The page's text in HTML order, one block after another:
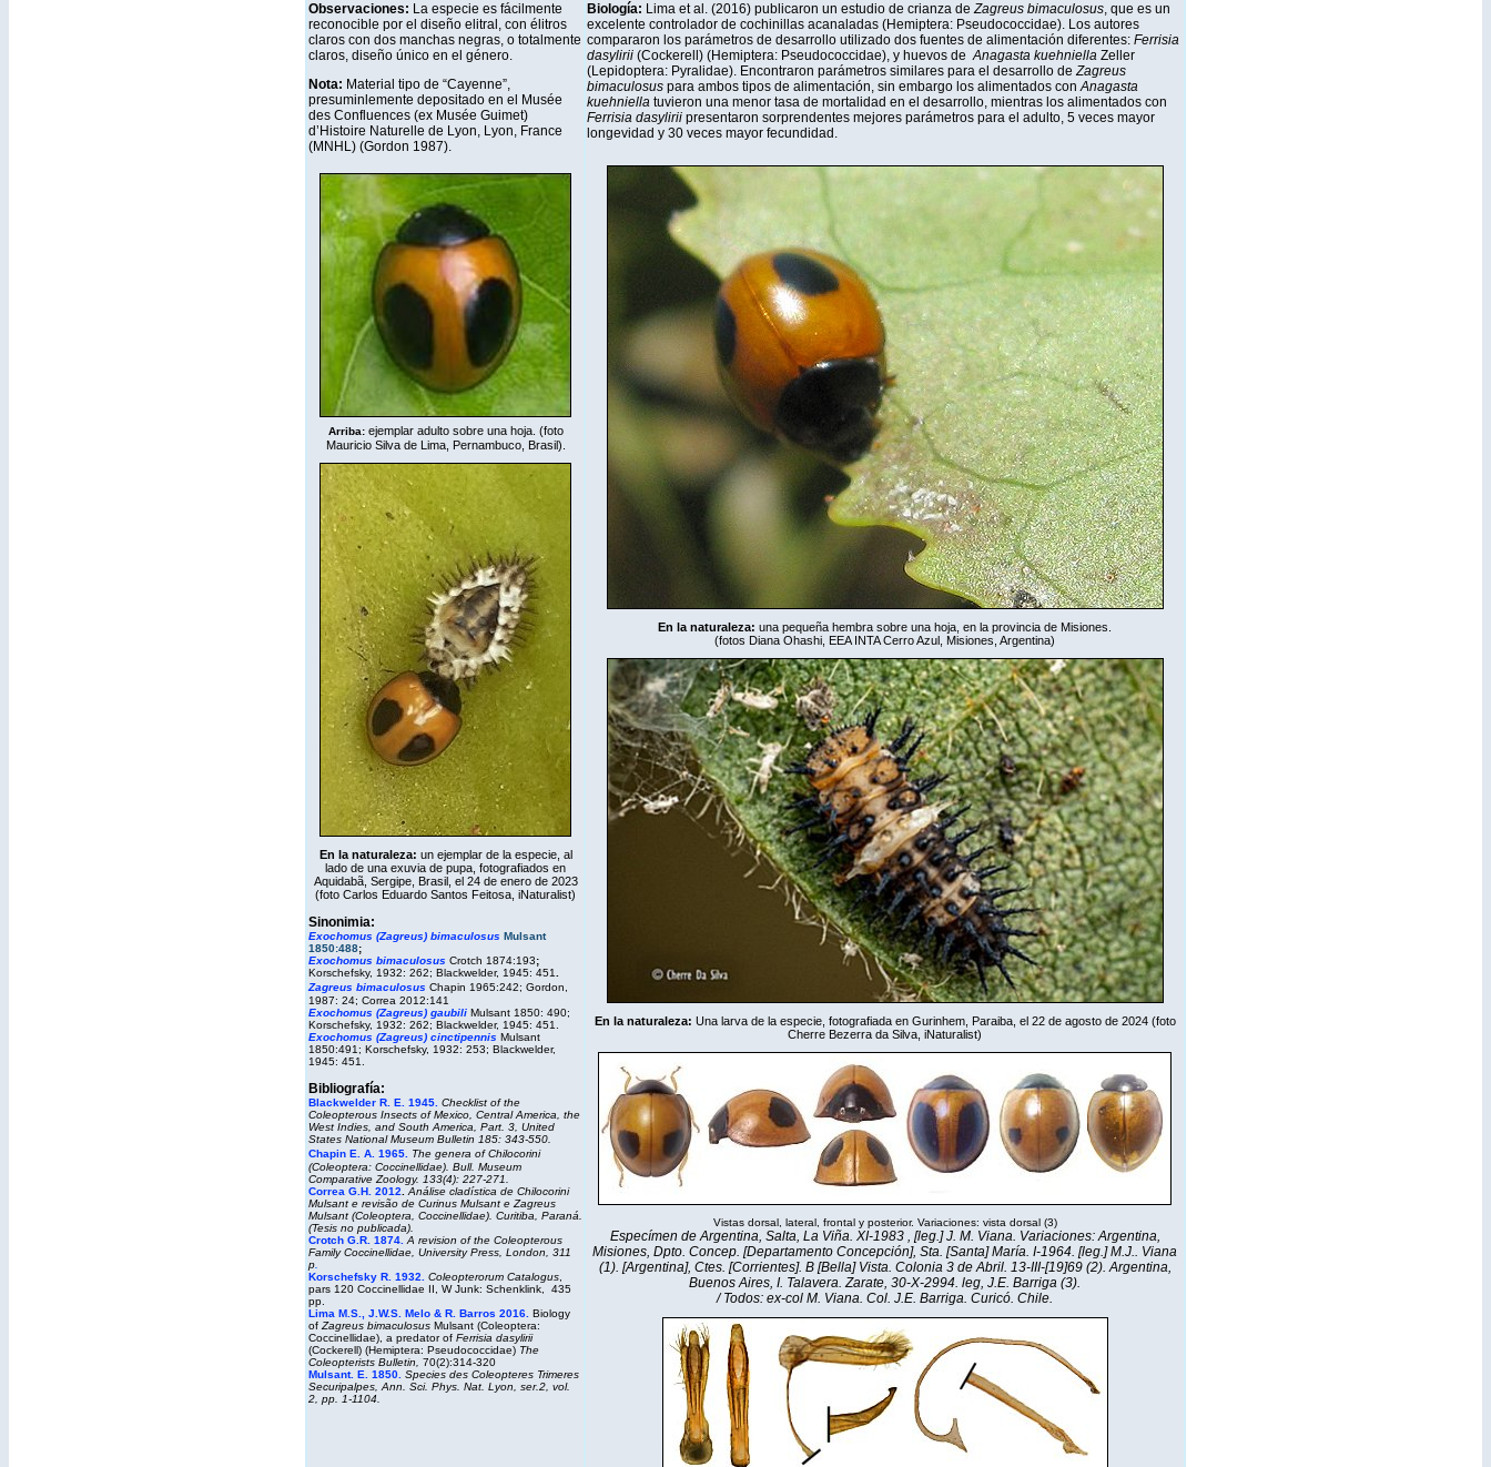
Observaciones: La especie es fácilmente
reconocible por el diseño elitral, con élitros
claros con dos manchas negras, o totalmente
claros, diseño único en el género.
Nota: Material tipo de “Cayenne”,
presuminlemente depositado en el Musée
des Confluences (ex Musée Guimet)
d’Histoire Naturelle de Lyon, Lyon, France
(MNHL) (Gordon 1987).
Arriba: ejemplar adulto sobre una hoja. (foto
Mauricio Silva de Lima, Pernambuco, Brasil).
En la naturaleza: un ejemplar de la especie, al
lado de una exuvia de pupa, fotografiados en
Aquidabã, Sergipe, Brasil, el 24 de enero de 2023
(foto Carlos Eduardo Santos Feitosa, iNaturalist)
Sinonimia:
Exochomus (Zagreus) bimaculosus Mulsant
1850:488;
Exochomus bimaculosus Crotch 1874:193;
Korschefsky, 1932: 262; Blackwelder, 1945: 451
Zagreus bimaculosus Chapin 1965:242; Gordon,
1987: 24; Correa 2012:141
Exochomus (Zagreus) gaubili Mulsant 1850: 490;
Korschefsky, 1932: 262; Blackwelder, 1945: 451.
Exochomus (Zagreus) cinctipennis Mulsant
1850:491; Korschefsky, 1932: 253; Blackwelder,
1945: 451.
Bibliografía:
Blackwelder R. E. 1945. Checklist of the
Coleopterous Insects of Mexico, Central America, the
West Indies, and South America, Part. 3, United
States National Museum Bulletin 185: 343-550.
Chapin E. A. 1965.
The genera of Chilocorini
(Coleoptera: Coccinellidae). Bull. Museum
Comparative Zoology. 133(4): 227-271.
Correa G.H. 2012
Análise cladística de Chilocorini
Mulsant e revisão de Curinus Mulsant e Zagreus
Mulsant (Coleoptera, Coccinellidae). Curitiba, Paraná.
(Tesis no publicada).
Crotch G.R. 1874. A revision of the Coleopterous
Family Coccinellidae, University Press, London, 311
p.
Korschefsky R. 1932. Coleopterorum Catalogus
pars 120 Coccinellidae II, W Junk: Schenklink, 435
pp.
Lima M.S., J.W.S. Melo & R. Barros 2016. Biology
of Zagreus bimaculosus Mulsant (Coleoptera:
Coccinellidae), a predator of Ferrisia dasylirii
(Cockerell) (Hemiptera: Pseudococcidae) The
Coleopterists Bulletin, 70(2):314-320
Mulsant. E. 1850. Species des Coleopteres Trimeres
Securipalpes, Ann. Sci. Phys. Nat. Lyon, ser.2, vol.
2, pp. 1-1104.
Biología: Lima et al. (2016) publicaron un estudio de crianza deZagreus bimaculosus, que es un
excelente controlador de cochinillas acanaladas (Hemiptera: Pseudococcidae). Los autores
compararon los parámetros de desarrollo utilizado dos fuentes de alimentación diferentes: Ferrisia
dasylirii (Cockerell) (Hemiptera: Pseudococcidae), y huevos deAnagasta kuehniella Zeller
(Lepidoptera: Pyralidae). Encontraron parámetros similares para el desarrollo deZagreus
bimaculosus para ambos tipos de alimentación, sin embargo los alimentados conAnagasta
kuehniella tuvieron una menor tasa de mortalidad en el desarrollo, mientras los alimentados con
Ferrisia dasylirii presentaron sorprendentes mejores parámetros para el adulto, 5 veces mayor
longevidad y 30 veces mayor fecundidad.
En la naturaleza: una pequeña hembra sobre una hoja, en la provincia de Misiones.
(fotos Diana Ohashi, EEA INTA Cerro Azul, Misiones, Argentina)
En la naturaleza: Una larva de la especie, fotografiada en Gurinhem, Paraiba, el 22 de agosto de 2024 (foto
Cherre Bezerra da Silva, iNaturalist)
Vistas dorsal, lateral, frontal y posterior. Variaciones: vista dorsal (3)
Especímen de Argentina, Salta, La Viña. XI-1983 , [leg.] J. M. Viana. Variaciones: Argentina,
Misiones, Dpto. Concep. [Departamento Concepción], Sta. [Santa] María. I-1964. [leg.] M.J.. Viana
(1). [Argentina], Ctes. [Corrientes]. B [Bella] Vista. Colonia 3 de Abril. 13-III-[19]69 (2). Argentina,
Buenos Aires, I. Talavera. Zarate, 30-X-2994. leg, J.E. Barriga (3).
/ Todos: ex-col M. Viana. Col. J.E. Barriga. Curicó. Chile.